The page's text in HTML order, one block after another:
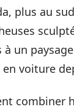
plus au
un
voiture
combiner